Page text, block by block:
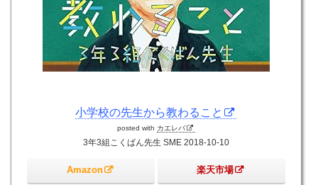
小学校の先生から教わること
posted with カエレバ
3年3組こくばん先生 SME 2018-10-10
Amazon 楽天市場